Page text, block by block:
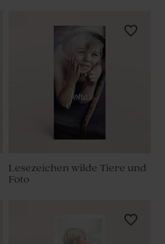
Lesezeichen wilde Tiere und
Foto